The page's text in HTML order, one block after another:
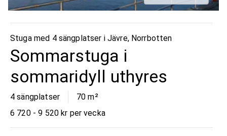
Stuga med 4 sängplatser i Jävre, Norrbotten
Sommarstuga i
sommaridyll uthyres
4 sängplatser 70 m²
6 720 - 9 520 kr per vecka